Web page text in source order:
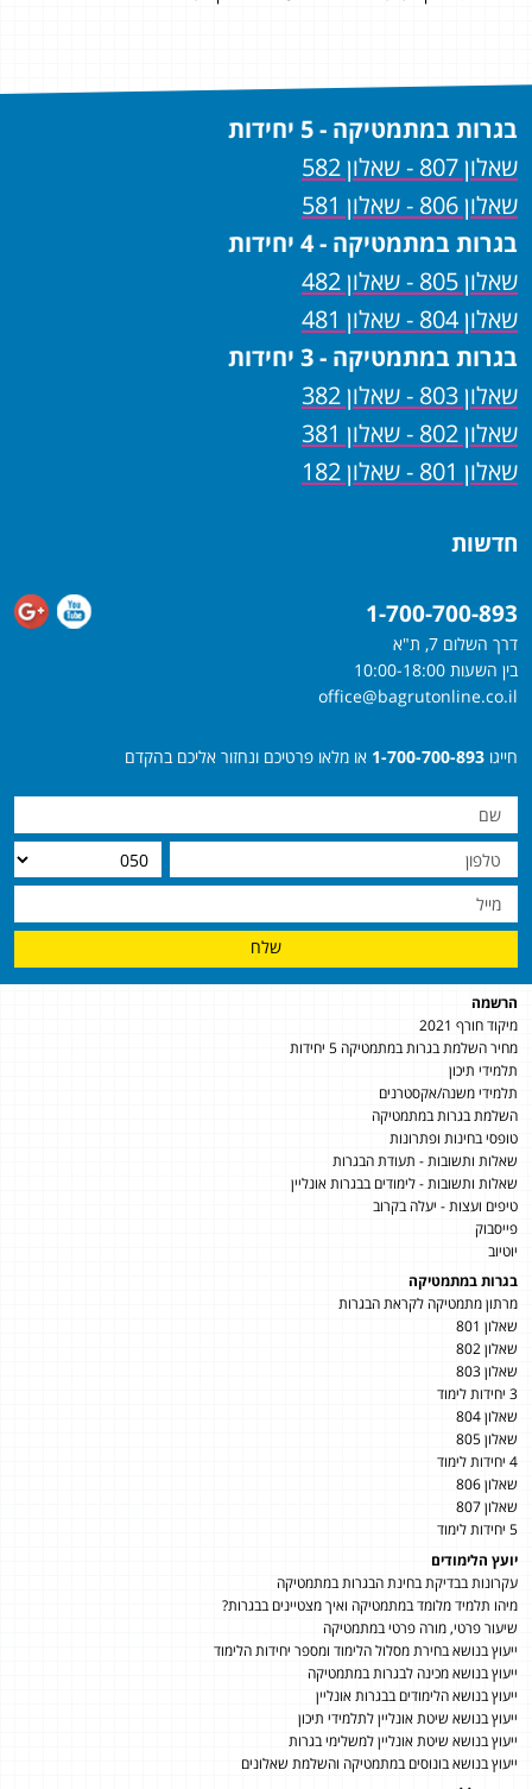
בגרות במתמטיקה - 5 יחידות
שאלון 807 - שאלון 582
שאלון 806 - שאלון 581
בגרות במתמטיקה - 4 יחידות
שאלון 805 - שאלון 482
שאלון 804 - שאלון 481
בגרות במתמטיקה - 3 יחידות
שאלון 803 - שאלון 382
שאלון 802 - שאלון 381
שאלון 801 - שאלון 182
חדשות
1-700-700-893
דרך השלום 7, ת"א
בין השעות 10:00-18:00
office@bagrutonline.co.il
חייגו 1-700-700-893 או מלאו פרטיכם ונחזור אליכם בהקדם
שלח
הרשמה
מיקוד חורף 2021
מחיר השלמת בגרות במתמטיקה 5 יחידות
תלמידי תיכון
תלמידי משנה/אקסטרנים
השלמת בגרות במתמטיקה
טופסי בחינות ופתרונות
שאלות ותשובות - תעודת הבגרות
שאלות ותשובות - לימודים בבגרות אונליין
טיפים ועצות - יעלה בקרוב
פייסבוק
יוטיוב
בגרות במתמטיקה
מרתון מתמטיקה לקראת הבגרות
שאלון 801
שאלון 802
שאלון 803
3 יחידות לימוד
שאלון 804
שאלון 805
4 יחידות לימוד
שאלון 806
שאלון 807
5 יחידות לימוד
יועץ הלימודים
עקרונות בבדיקת בחינת הבגרות במתמטיקה
מיהו תלמיד מלומד במתמטיקה ואיך מצטיינים בבגרות?
שיעור פרטי, מורה פרטי במתמטיקה
ייעוץ בנושא בחירת מסלול הלימוד ומספר יחידות הלימוד
ייעוץ בנושא מכינה לבגרות במתמטיקה
ייעוץ בנושא הלימודים בבגרות אונליין
ייעוץ בנושא שיטת אונליין לתלמידי תיכון
ייעוץ בנושא שיטת אונליין למשלימי בגרות
ייעוץ בנושא בונוסים במתמטיקה והשלמת שאלונים